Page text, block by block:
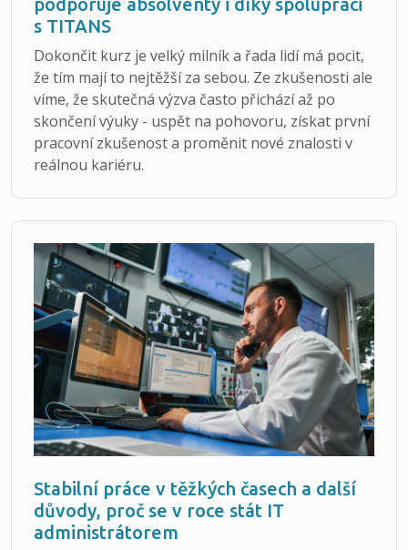
podporuje absolventy i díky spolupráci
s TITANS
Dokončit kurz je velký milník a řada lidí má pocit,
že tím mají to nejtěžší za sebou. Ze zkušenosti ale
víme, že skutečná výzva často přichází až po
skončení výuky - uspět na pohovoru, získat první
pracovní zkušenost a proměnit nové znalosti v
reálnou kariéru.
Stabilní práce v těžkých časech a další
důvody, proč se v roce stát IT
administrátorem